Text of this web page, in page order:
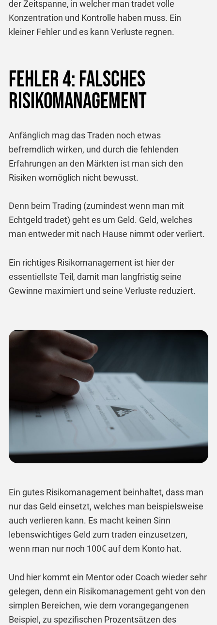
der Zeitspanne, in welcher man tradet volle
Konzentration und Kontrolle haben muss. Ein
kleiner Fehler und es kann Verluste regnen.
Fehler 4: Falsches
Risikomanagement
Anfänglich mag das Traden noch etwas
befremdlich wirken, und durch die fehlenden
Erfahrungen an den Märkten ist man sich den
Risiken womöglich nicht bewusst.
Denn beim Trading (zumindest wenn man mit
Echtgeld tradet) geht es um Geld. Geld, welches
man entweder mit nach Hause nimmt oder verliert.
Ein richtiges Risikomanagement ist hier der
essentiellste Teil, damit man langfristig seine
Gewinne maximiert und seine Verluste reduziert.
Ein gutes Risikomanagement beinhaltet, dass man
nur das Geld einsetzt, welches man beispielsweise
auch verlieren kann. Es macht keinen Sinn
lebenswichtiges Geld zum traden einzusetzen,
wenn man nur noch 100€ auf dem Konto hat.
Und hier kommt ein Mentor oder Coach wieder sehr
gelegen, denn ein Risikomanagement geht von den
simplen Bereichen, wie dem vorangegangenen
Beispiel, zu spezifischen Prozentsätzen des